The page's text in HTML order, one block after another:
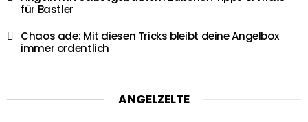
für Bastler
Chaos ade: Mit diesen Tricks bleibt deine Angelbox
immer ordentlich
ANGELZELTE